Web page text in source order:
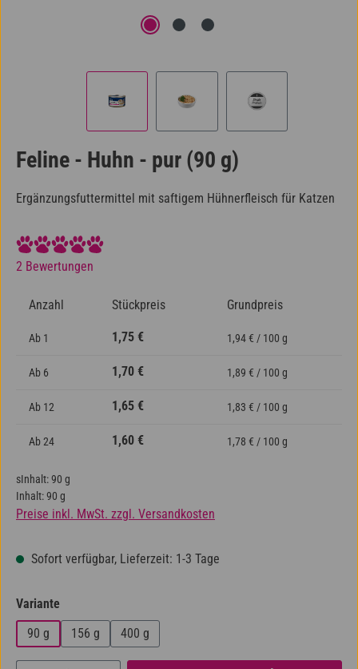
Feline - Huhn - pur (90 g)
Ergänzungsfuttermittel mit saftigem Hühnerfleisch für Katzen
Durchschnittliche Bewertung von 5 von 5 Sternen
2 Bewertungen
Anzahl Stückpreis Grundpreis
Ab 1 1,75 € 1,94 € / 100 g
Ab 6 1,70 € 1,89 € / 100 g
Ab 12 1,65 € 1,83 € / 100 g
Ab24 1,60 € 1,78 € / 100 g
sInhalt:90 g
Inhalt:90 g
Preise inkl. MwSt. zzgl. Versandkosten
Sofort verfügbar, Lieferzeit: 1-3 Tage
Variante
90 g
156 g 400 g